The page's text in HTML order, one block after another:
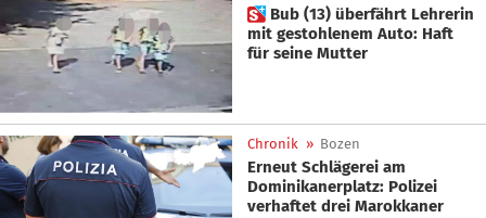
 Bub (13) überfährt Lehrerin
mit gestohlenem Auto: Haft
für seine Mutter
Chronik » Bozen
Erneut Schlägerei am
Dominikanerplatz: Polizei
verhaftet drei Marokkaner